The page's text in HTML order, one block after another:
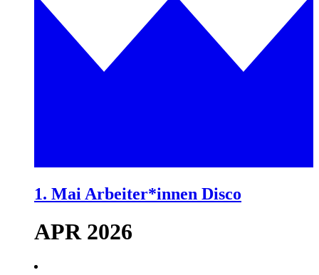
1. Mai Arbeiter*innen Disco
APR 2026